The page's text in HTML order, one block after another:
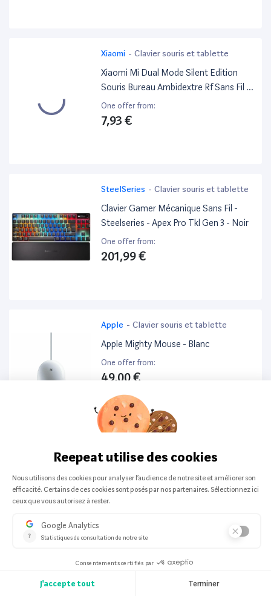
Xiaomi - Clavier souris et tablette
Xiaomi Mi Dual Mode Silent Edition
Souris Bureau Ambidextre Rf Sans Fil +
Bluetooth Laser 1300 Dpi
One offer from:
7,93 €
SteelSeries - Clavier souris et tablette
Clavier Gamer Mécanique Sans Fil -
Steelseries - Apex Pro Tkl Gen 3 - Noir
One offer from:
201,99 €
Apple - Clavier souris et tablette
Apple Mighty Mouse - Blanc
One offer from:
49,00 €
Microsoft- Clavier souris et tablette
Clavier Microsoft Qwerty Espagnol
Rétroéclairé 1725 Surface Pro